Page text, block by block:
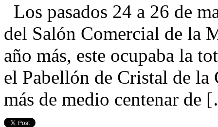
Los pasados 24 a 26 de
del Salón Comercial de la
año más, este ocupaba la
el Pabellón de Cristal de la
más de medio centenar de